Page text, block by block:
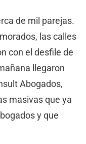
de mil parejas.
las calles
con el desfile de
llegaron
Abogados,
masivas que ya
y que